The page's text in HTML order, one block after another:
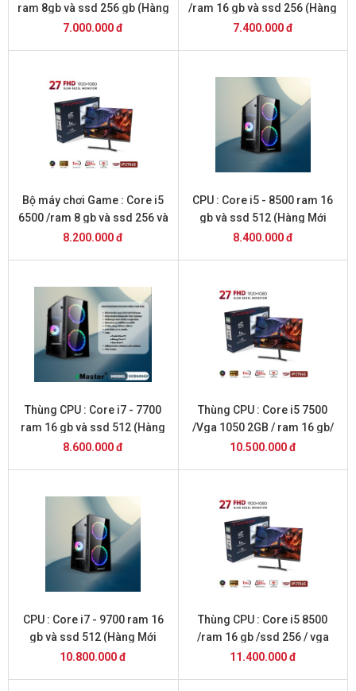
ram 8gb và ssd 256 gb (Hàng
Mới 2026 )
7.000.000 đ
/ram 16 gb và ssd 256 (Hàng
Mới 2026 )
7.400.000 đ
Bộ máy chơi Game : Core i5
6500 /ram 8 gb và ssd 256 và
màn hình 27 inch full HD
8.200.000 đ
CPU : Core i5 - 8500 ram 16
gb và ssd 512 (Hàng Mới
2026 )
8.400.000 đ
Thùng CPU : Core i7 - 7700
ram 16 gb và ssd 512 (Hàng
Mới 2026 )
8.600.000 đ
Thùng CPU : Core i5 7500
/Vga 1050 2GB / ram 16 gb/
ssd 256 / vga 1050 và Màn
10.500.000 đ
CPU : Core i7 - 9700 ram 16
gb và ssd 512 (Hàng Mới
2026 )
10.800.000 đ
Thùng CPU : Core i5 8500
/ram 16 gb /ssd 256 / vga
1050 và Màn Hình 27 inch
11.400.000 đ